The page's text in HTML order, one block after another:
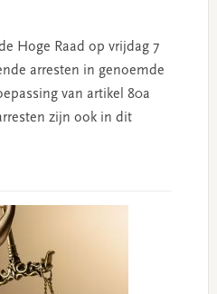
Hoge Raad op vrijdag 7
arresten in genoemde
van artikel 80a
zijn ook in dit